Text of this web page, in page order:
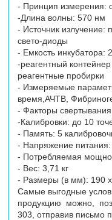
- Принцип измерения:
-Длина волны: 570 нм
- Источник излучение:
свето-диоды
- Емкость инкубатора:
-реагентный
реагентные пробирки
- Измеряемые
время,АЧТВ,
- Факторы
-Калибровки: до 10
- Память: 5
- Напряжение
- Потребляемая
- Вес: 3,71 кг
- Размеры (в мм): 190
Самые выгодные
продукцию можно,
303, отправив письмо